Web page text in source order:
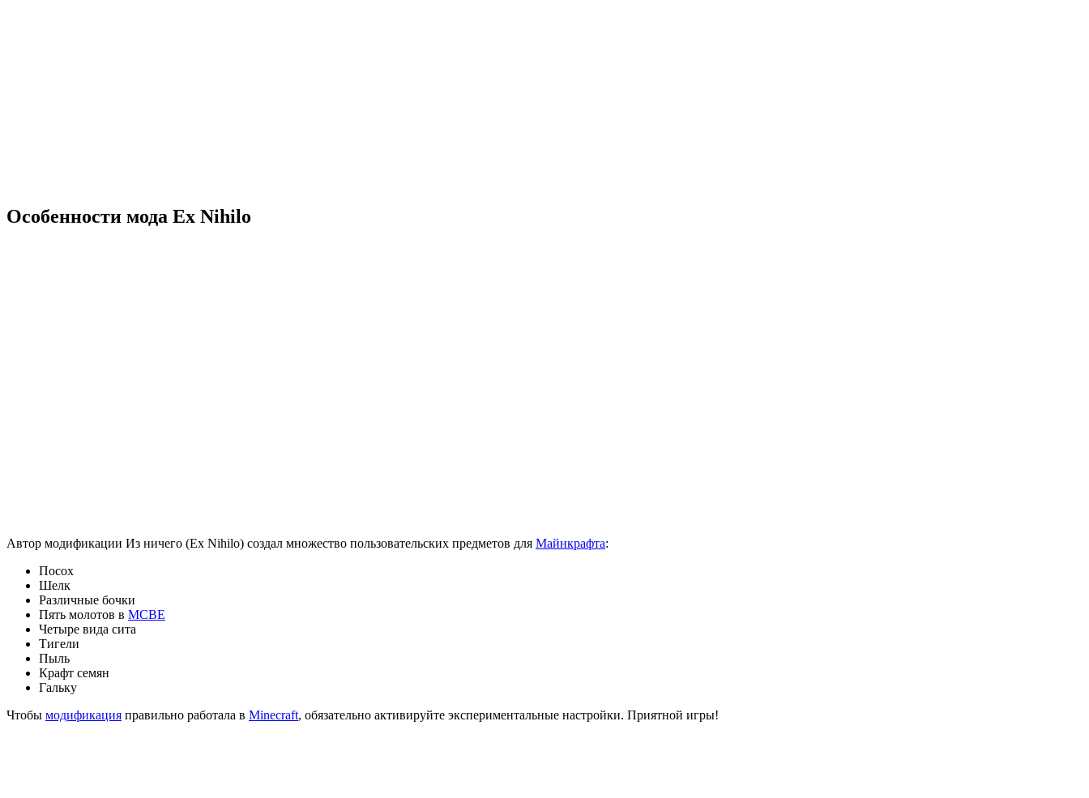
Особенности мода Ex Nihilo
Автор модификации Из ничего (Ex Nihilo) создал множество пользовательских предметов для Майнкрафта:
Посох
Шелк
Различные бочки
Пять молотов в MCBE
Четыре вида сита
Тигели
Пыль
Крафт семян
Гальку
Чтобы модификация правильно работала в Minecraft, обязательно активируйте экспериментальные настройки. Приятной игры!